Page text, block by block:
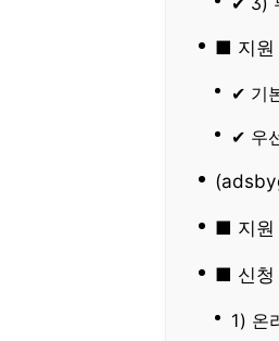
■ 지원
✔ 기
✔ 우
■ 지원
■ 신청
1) 온